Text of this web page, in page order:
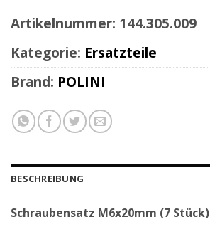
Artikelnummer: 144.305.009
Kategorie: Ersatzteile
Brand: POLINI
BESCHREIBUNG
Schraubensatz M6x20mm (7 Stück)